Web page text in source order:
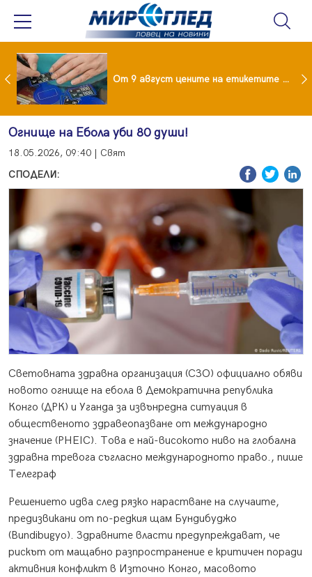
Проект за изграждане на 13-етажна "мегаджамия" разгневи жителите на Лондон От 9 август цените на етикетите само в евро
Огнище на Ебола уби 80 души!
18.05.2026, 09:40 | Свят
СПОДЕЛИ:
Световната здравна организация (СЗО) официално обяви
новото огнище на ебола в Демократична република
Конго (ДРК) и Уганда за извънредна ситуация в
общественото здравеопазване от международно
значение (PHEIC). Това е най-високото ниво на глобална
здравна тревога съгласно международното право., пише
Телеграф
Решението идва след рязко нарастване на случаите,
предизвикани от по-редкия щам Бундибуджо
(Bundibugyo). Здравните власти предупреждават, че
рискът от мащабно разпространение е критичен поради
активния конфликт в Източно Конго, масовото